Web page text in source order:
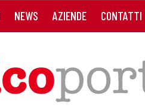
NEWS AZIENDE CONTATTI